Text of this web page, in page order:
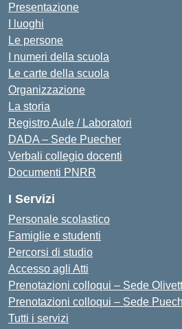
Presentazione
I luoghi
Le persone
I numeri della scuola
Le carte della scuola
Organizzazione
La storia
Registro Aule / Laboratori
DADA – Sede Puecher
Verbali collegio docenti
Documenti PNRR
I Servizi
Personale scolastico
Famiglie e studenti
Percorsi di studio
Accesso agli Atti
Prenotazioni colloqui – Sede
Prenotazioni colloqui – Sede
Tutti i servizi